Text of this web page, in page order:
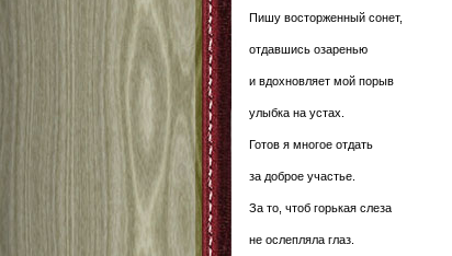
Пишу восторженный сонет,
отдавшись озаренью
и вдохновляет мой порыв
улыбка на устах.
Готов я многое отдать
за доброе участье.
За то, чтоб горькая слеза
не ослепляла глаз.